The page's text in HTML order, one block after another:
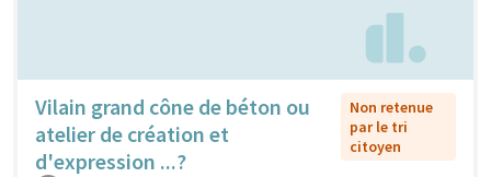
Vilain grand cône de béton ou
atelier de création et
d'expression ...?
Non retenue
par le tri
citoyen